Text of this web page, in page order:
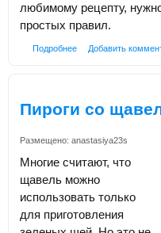
любимому рецепту,
простых правил.
Подробнее Добавить
Пироги со
Размещено: anastasiya23s
Многие считают, что
щавель можно
использовать только
для приготовления